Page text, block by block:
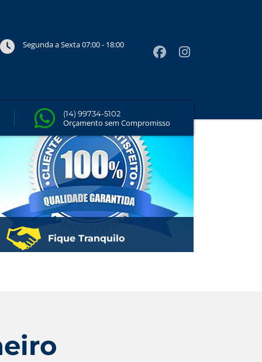
Segunda a Sexta 07:00 - 18:00
(14) 99734-5102
Orçamento sem Compromisso
Quero um Orçamento
Fique Tranquilo